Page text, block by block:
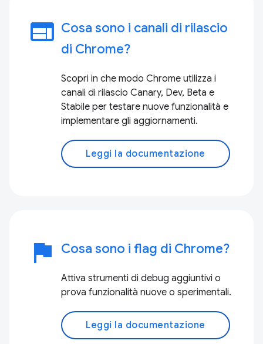
web Cosa sono i canali di rilascio
di Chrome?
Scopri in che modo Chrome utilizza i
canali di rilascio Canary, Dev, Beta e
Stabile per testare nuove funzionalità e
implementare gli aggiornamenti.
Leggi la documentazione
flag Cosa sono i flag di Chrome?
Attiva strumenti di debug aggiuntivi o
prova funzionalità nuove o sperimentali.
Leggi la documentazione